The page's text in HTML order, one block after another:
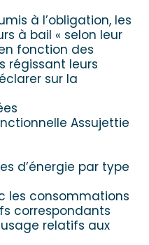
à l’obligation, les
à bail « selon leur
fonction des
régissant leurs
sur la
Assujettie
d’énergie par type
les consommations
correspondants
relatifs aux